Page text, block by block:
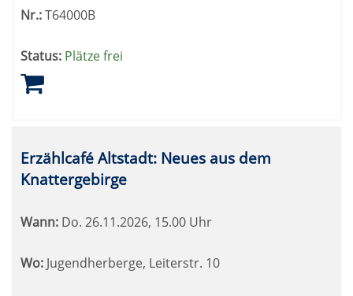
Nr.:T64000B
Status: Plätze frei
Erzählcafé Altstadt: Neues aus dem
Knattergebirge
Wann: Do. 26.11.2026, 15.00 Uhr
Wo: Jugendherberge, Leiterstr. 10